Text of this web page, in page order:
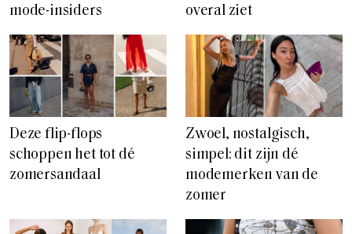
mode-insiders
overal ziet
Deze flip-flops
schoppen het tot dé
zomersandaal
Zwoel, nostalgisch,
simpel: dit zijn dé
modemerken van de
zomer